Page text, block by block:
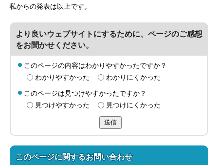
私からの発表は以上です。
より良いウェブサイトにするために、ページのご感想
をお聞かせください。
このページの内容はわかりやすかったですか？
わかりやすかった
わかりにくかった
このページは見つけやすかったですか？
見つけやすかった
見つけにくかった
送信
このページに関するお問い合わせ